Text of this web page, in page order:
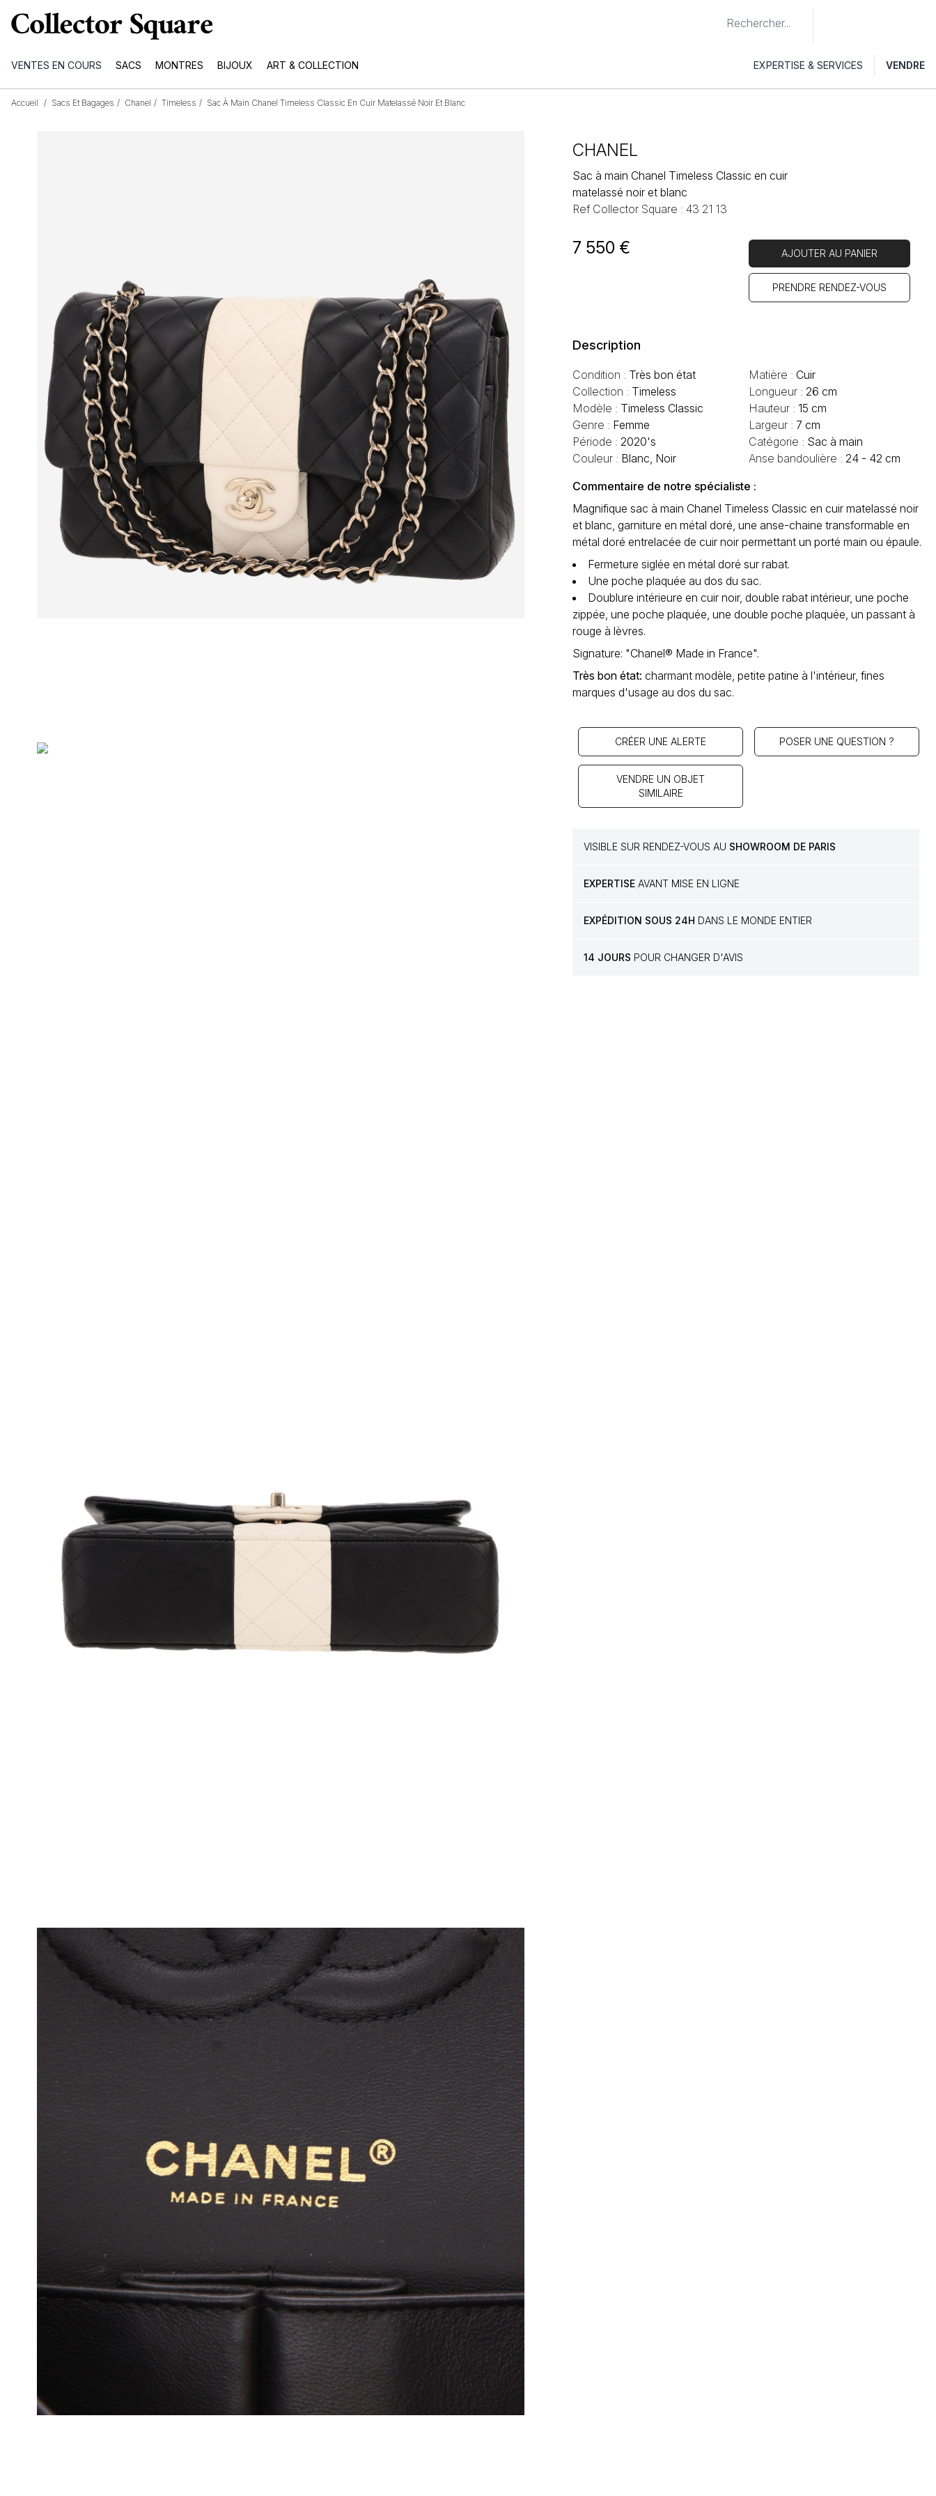
VENTES EN COURS SACS MONTRES BIJOUX ART & COLLECTION EXPERTISE & SERVICES VENDRE
Accueil / Sacs Et Bagages / Chanel / Timeless / Sac À Main Chanel Timeless Classic En Cuir Matelassé Noir Et Blanc
CHANEL
Sac à main Chanel Timeless Classic en cuir
matelassé noir et blanc
Ref Collector Square : 43 21 13
7 550 € AJOUTER AU PANIER
PRENDRE RENDEZ-VOUS
Description
Condition : Très bon état
Collection : Timeless
Modèle : Timeless Classic
Genre : Femme
Période :2020's
Couleur : Blanc, Noir
Matière : Cuir
Longueur :26 cm
Hauteur :15 cm
Largeur : 7 cm
Catégorie : Sac à main
Anse bandoulière :24 - 42 cm
Commentaire de notre spécialiste :
Magnifique sac à main Chanel Timeless Classic en cuir matelassé noir
et blanc, garniture en métal doré, une anse-chaine transformable en
métal doré entrelacée de cuir noir permettant un porté main ou épaule.
Fermeture siglée en métal doré sur rabat.
Une poche plaquée au dos du sac.
Doublure intérieure en cuir noir, double rabat intérieur, une poche
zippée, une poche plaquée, une double poche plaquée, un passant à
rouge à lèvres.
Signature: "Chanel® Made in France".
Très bon état:charmant modèle, petite patine à l'intérieur, fines
marques d'usage au dos du sac.
CRÉER UNE ALERTE POSER UNE QUESTION ?
VENDRE UN OBJET
SIMILAIRE
VISIBLE SUR RENDEZ-VOUS AU SHOWROOM DE PARIS
EXPERTISE AVANT MISE EN LIGNE
EXPÉDITION SOUS 24H DANS LE MONDE ENTIER
14 JOURS POUR CHANGER D'AVIS